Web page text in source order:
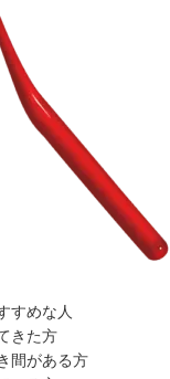
すめな人
きた方
間がある方